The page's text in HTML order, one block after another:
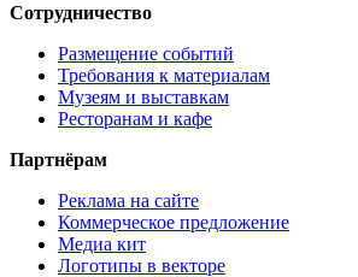
Сотрудничество
Размещение событий
Требования к материалам
Музеям и выставкам
Ресторанам и кафе
Партнёрам
Реклама на сайте
Коммерческое предложение
Медиа кит
Логотипы в векторе